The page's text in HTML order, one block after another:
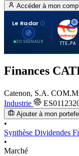
Accéder à mon
Le Radar
20 SIGNAUX
T
TTE.PA
Finances
Catenon, S.A.
Industrie
Ajouter à mon
•
Synthèse Dividendes
•
Marché